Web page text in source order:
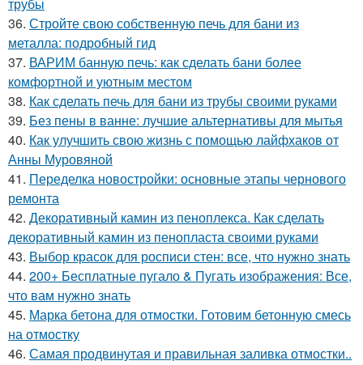
трубы
36. Стройте свою собственную печь для бани из
металла: подробный гид
37. ВАРИМ банную печь: как сделать бани более
комфортной и уютным местом
38. Как сделать печь для бани из трубы своими руками
39. Без пены в ванне: лучшие альтернативы для мытья
40. Как улучшить свою жизнь с помощью лайфхаков от
Анны Муровяной
41. Переделка новостройки: основные этапы чернового
ремонта
42. Декоративный камин из пеноплекса. Как сделать
декоративный камин из пенопласта своими руками
43. Выбор красок для росписи стен: все, что нужно знать
44. 200+ Бесплатные пугало & Пугать изображения: Все,
что вам нужно знать
45. Марка бетона для отмостки. Готовим бетонную смесь
на отмостку
46. Самая продвинутая и правильная заливка отмостки..